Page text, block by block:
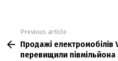
more
Previous article
Продажі
перевищили півмільйона